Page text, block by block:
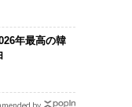
年最高の韓